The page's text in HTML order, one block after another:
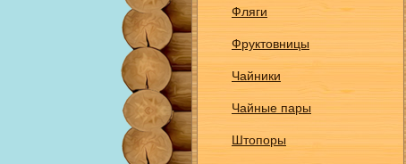
Фляги
Фруктовницы
Чайники
Чайные пары
Штопоры